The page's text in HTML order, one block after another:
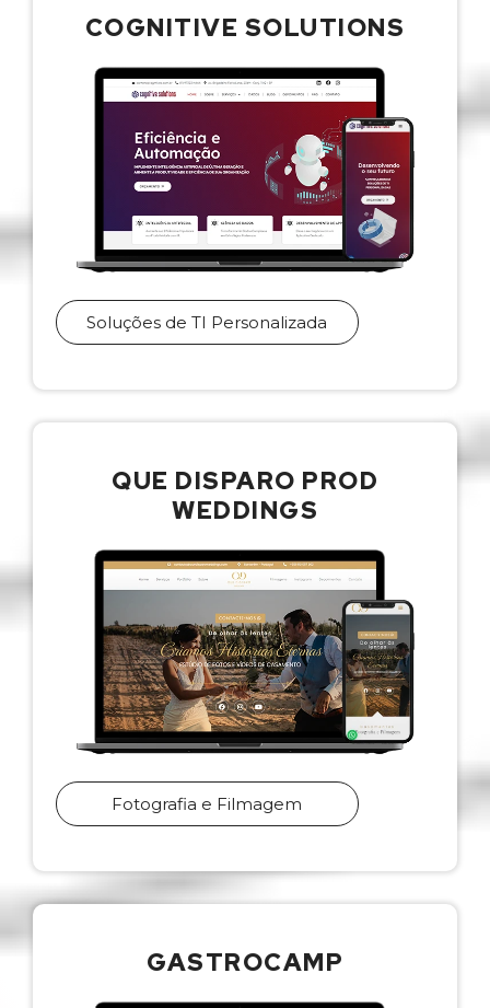
COGNITIVE SOLUTIONS
Soluções de TI Personalizada
QUE DISPARO PROD
WEDDINGS
Fotografia e Filmagem
GASTROCAMP